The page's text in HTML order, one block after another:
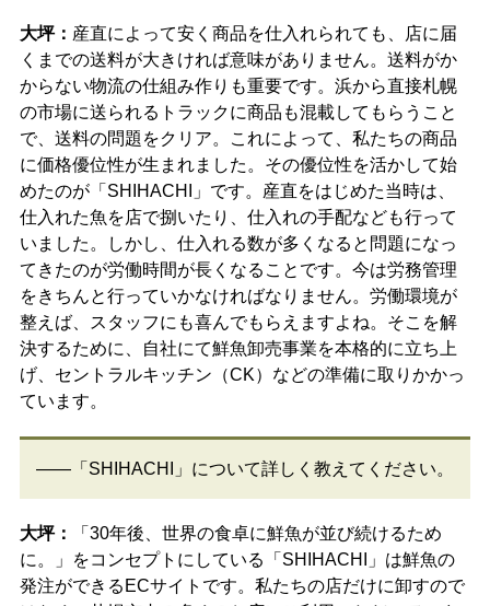
大坪： 産直によって安く商品を仕入れられても、店に届
くまでの送料が大きければ意味がありません。送料がか
からない物流の仕組み作りも重要です。浜から直接札幌
の市場に送られるトラックに商品も混載してもらうこと
で、送料の問題をクリア。これによって、私たちの商品
に価格優位性が生まれました。その優位性を活かして始
めたのが「SHIHACHI」です。産直をはじめた当時は、
仕入れた魚を店で捌いたり、仕入れの手配なども行って
いました。しかし、仕入れる数が多くなると問題になっ
てきたのが労働時間が長くなることです。今は労務管理
をきちんと行っていかなければなりません。労働環境が
整えば、スタッフにも喜んでもらえますよね。そこを解
決するために、自社にて鮮魚卸売事業を本格的に立ち上
げ、セントラルキッチン（CK）などの準備に取りかかっ
ています。
――「SHIHACHI」について詳しく教えてください。
大坪：
「30年後、世界の食卓に鮮魚が並び続けるため
に。」をコンセプトにしている「SHIHACHI」は鮮魚の
発注ができるECサイトです。私たちの店だけに卸すので